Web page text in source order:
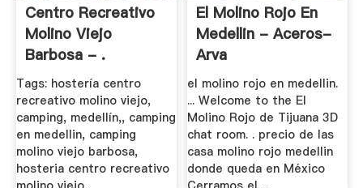
Centro Recreativo
Molino Viejo
Barbosa - .
Tags: hostería centro
recreativo molino viejo,
camping, medellín,, camping
en medellin, camping
molino viejo barbosa,
hosteria centro recreativo
El Molino Rojo En
Medellin - Aceros-
Arva
el molino rojo en medellin.
... Welcome to the El
Molino Rojo de Tijuana 3D
chat room. . precio de las
casa molino rojo medellin
donde queda en México